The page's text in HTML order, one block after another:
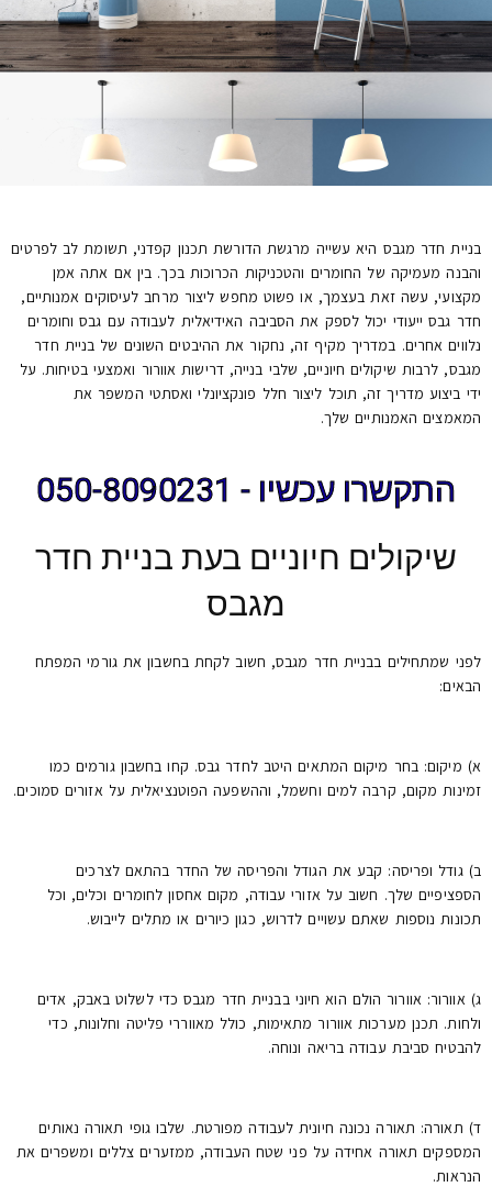
בניית חדר מגבס היא עשייה מרגשת הדורשת תכנון קפדני, תשומת לב לפרטים
והבנה מעמיקה של החומרים והטכניקות הכרוכות בכך. בין אם אתה אמן
מקצועי, עשה זאת בעצמך, או פשוט מחפש ליצור מרחב לעיסוקים אמנותיים,
חדר גבס ייעודי יכול לספק את הסביבה האידיאלית לעבודה עם גבס וחומרים
נלווים אחרים. במדריך מקיף זה, נחקור את ההיבטים השונים של בניית חדר
מגבס, לרבות שיקולים חיוניים, שלבי בנייה, דרישות אוורור ואמצעי בטיחות. על
ידי ביצוע מדריך זה, תוכל ליצור חלל פונקציונלי ואסתטי המשפר את
המאמצים האמנותיים שלך.
התקשרו עכשיו - 050-8090231
שיקולים חיוניים בעת בניית חדר
מגבס
לפני שמתחילים בבניית חדר מגבס, חשוב לקחת בחשבון את גורמי המפתח
הבאים:
א) מיקום: בחר מיקום המתאים היטב לחדר גבס. קחו בחשבון גורמים כמו
זמינות מקום, קרבה למים וחשמל, וההשפעה הפוטנציאלית על אזורים סמוכים.
ב) גודל ופריסה: קבע את הגודל והפריסה של החדר בהתאם לצרכים
הספציפיים שלך. חשוב על אזורי עבודה, מקום אחסון לחומרים וכלים, וכל
תכונות נוספות שאתם עשויים לדרוש, כגון כיורים או מתלים לייבוש.
ג) אוורור: אוורור הולם הוא חיוני בבניית חדר מגבס כדי לשלוט באבק, אדים
ולחות. תכנן מערכות אוורור מתאימות, כולל מאווררי פליטה וחלונות, כדי
להבטיח סביבת עבודה בריאה ונוחה.
ד) תאורה: תאורה נכונה חיונית לעבודה מפורטת. שלבו גופי תאורה נאותים
המספקים תאורה אחידה על פני שטח העבודה, ממזערים צללים ומשפרים את
הנראות.